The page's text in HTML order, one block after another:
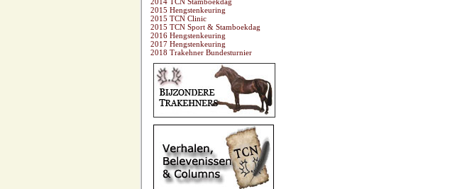
2015 Hengstenkeuring
2015 TCN Clinic
2015 TCN Sport & Stamboekdag
2016 Hengstenkeuring
2017 Hengstenkeuring
2018 Trakehner Bundesturnier